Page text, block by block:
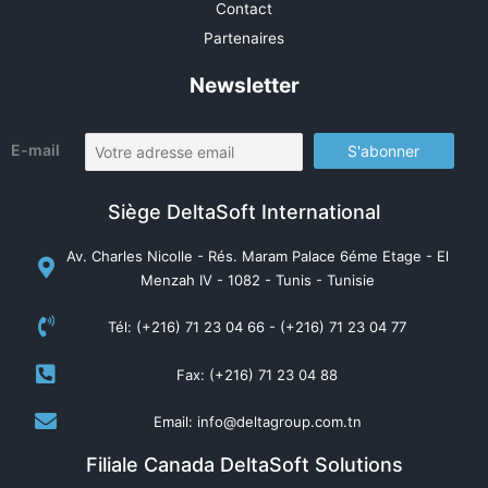
Contact
Partenaires
Newsletter
E-mail
Siège DeltaSoft International
Av. Charles Nicolle - Rés. Maram Palace 6éme Etage - El
Menzah IV - 1082 - Tunis - Tunisie
Tél: (+216) 71 23 04 66 - (+216) 71 23 04 77
Fax: (+216) 71 23 04 88
Email: info@deltagroup.com.tn
Filiale Canada DeltaSoft Solutions